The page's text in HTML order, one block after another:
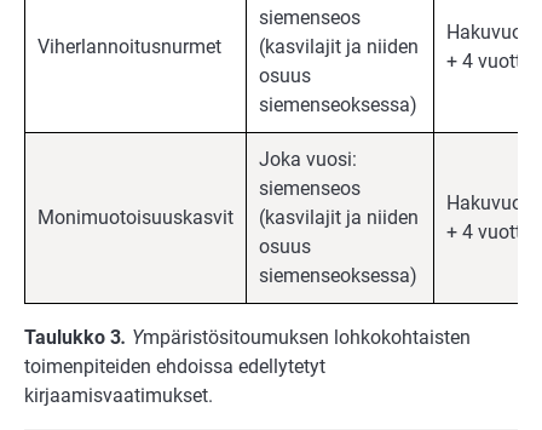
Viherlannoitusnurmet
siemenseos
(kasvilajit ja niiden
osuus
siemenseoksessa)
Hakuvuosi
+ 4 vuotta.
Monimuotoisuuskasvit
Joka vuosi:
siemenseos
(kasvilajit ja niiden
osuus
siemenseoksessa)
Hakuvuosi
+ 4 vuotta.
Taulukko 3. Ympäristösitoumuksen lohkokohtaisten
toimenpiteiden ehdoissa edellytetyt
kirjaamisvaatimukset.